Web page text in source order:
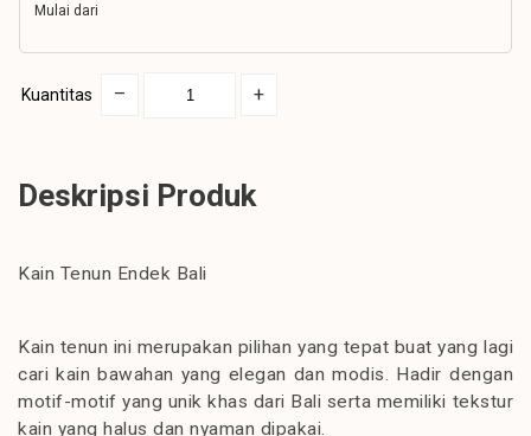
Mulai dari
Kuantitas – +
Deskripsi Produk
Kain Tenun Endek Bali
Kain tenun ini merupakan pilihan yang tepat buat yang lagi
cari kain bawahan yang elegan dan modis. Hadir dengan
motif-motif yang unik khas dari Bali serta memiliki tekstur
kain yang halus dan nyaman dipakai.